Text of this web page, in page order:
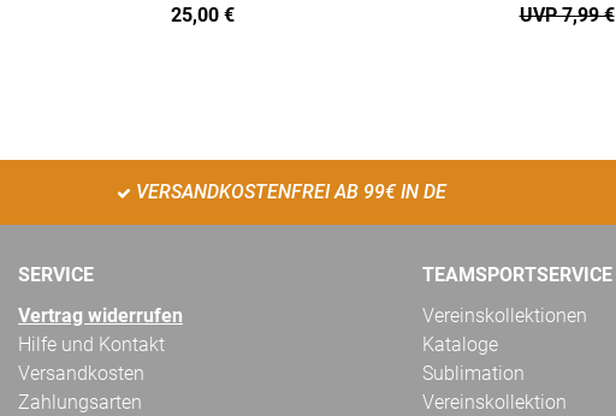
25,00 € UVP 7,99 €
VERSANDKOSTENFREI AB 99€ IN DE
SERVICE
Vertrag widerrufen
Hilfe und Kontakt
Versandkosten
Zahlungsarten
TEAMSPORTSERVICE
Vereinskollektionen
Kataloge
Sublimation
Vereinskollektion